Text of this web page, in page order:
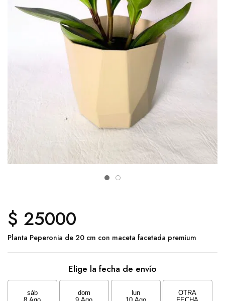
$ 25000
Planta Peperonia de 20 cm con maceta facetada premium
Elige la fecha de envío
sáb
dom
lun
OTRA